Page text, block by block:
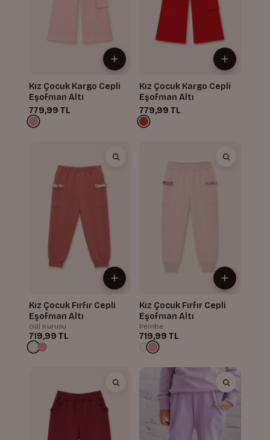
Kız Çocuk Kargo Cepli
Eşofman Altı
779,99 TL
Kız Çocuk Kargo Cepli
Eşofman Altı
779,99 TL
Kız Çocuk Fırfır Cepli
Eşofman Altı
Gül Kurusu
719,99 TL
Kız Çocuk Fırfır Cepli
Eşofman Altı
Pembe
719,99 TL